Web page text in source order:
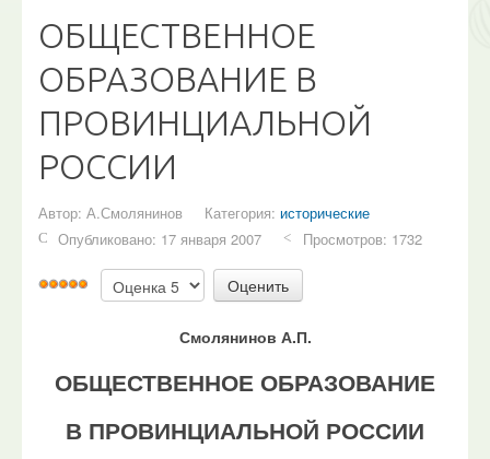
Библиотека
AutorPage
О сайте
Форум
Ищем?
ОБЩЕСТВЕННОЕ
ОБРАЗОВАНИЕ В
ПРОВИНЦИАЛЬНОЙ
РОССИИ
Автор: А.Смолянинов Категория: исторические
Опубликовано: 17 января 2007
Просмотров: 1732
Рейтинг:
Пожалуйста,
оцените
Смолянинов А.П.
ОБЩЕСТВЕННОЕ ОБРАЗОВАНИЕ
В ПРОВИНЦИАЛЬНОЙ РОССИИ